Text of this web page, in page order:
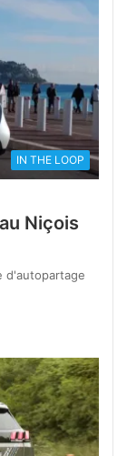
IN THE LOOP
Niçois
d'autopartage